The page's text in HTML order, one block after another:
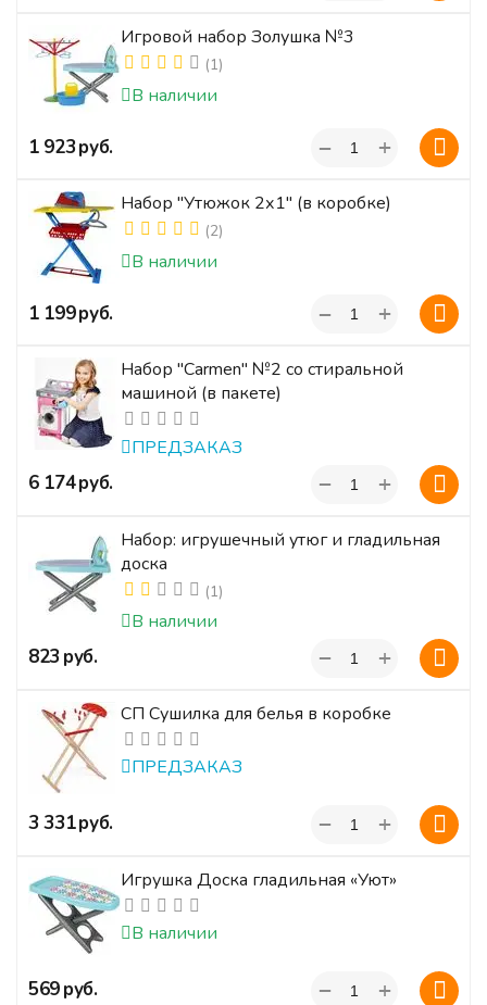
Игровой набор Золушка №3
(1)
В наличии
‍1 923‍руб. +
−
Набор "Утюжок 2х1" (в коробке)
(2)
В наличии
‍1 199‍руб. +
−
Набор "Carmen" №2 со стиральной
машиной (в пакете)
ПРЕДЗАКАЗ
‍6 174‍руб. +
−
Набор: игрушечный утюг и гладильная
доска
(1)
В наличии
‍823‍руб. +
−
СП Сушилка для белья в коробке
ПРЕДЗАКАЗ
‍3 331‍руб. +
−
Игрушка Доска гладильная «Уют»
В наличии
‍569‍руб. +
−